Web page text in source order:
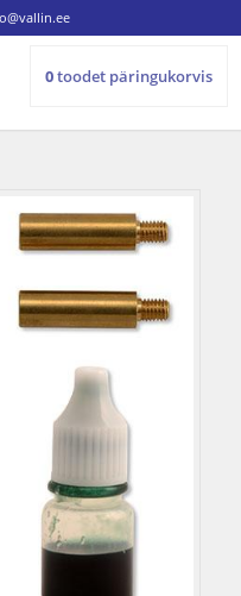
0toodet päringukorvis